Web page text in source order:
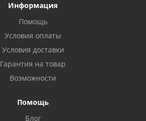
Информация
Помощь
Условия оплаты
Условия доставки
Гарантия на товар
Возможности
Помощь
Блог